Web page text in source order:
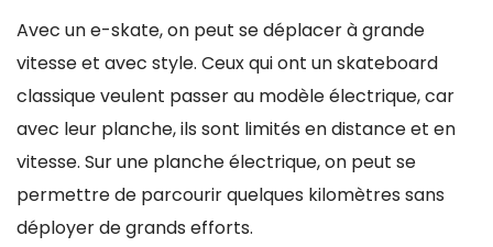
Avec un e-skate, on peut se déplacer à grande
vitesse et avec style. Ceux qui ont un skateboard
classique veulent passer au modèle électrique, car
avec leur planche, ils sont limités en distance et en
vitesse. Sur une planche électrique, on peut se
permettre de parcourir quelques kilomètres sans
déployer de grands efforts.